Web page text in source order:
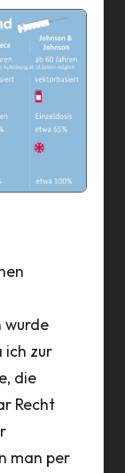
wurde
ich zur
die
Recht
man per